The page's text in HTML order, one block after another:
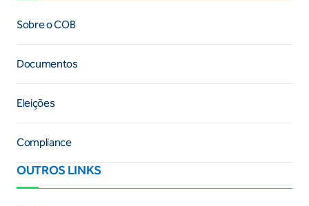
Sobre o COB
Documentos
Eleições
Compliance
OUTROS LINKS